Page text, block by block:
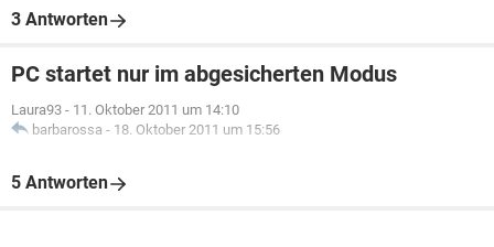
3 Antworten
PC startet nur im abgesicherten Modus
Laura93 - 11. Oktober 2011 um 14:10
barbarossa - 18. Oktober 2011 um 15:56
5 Antworten